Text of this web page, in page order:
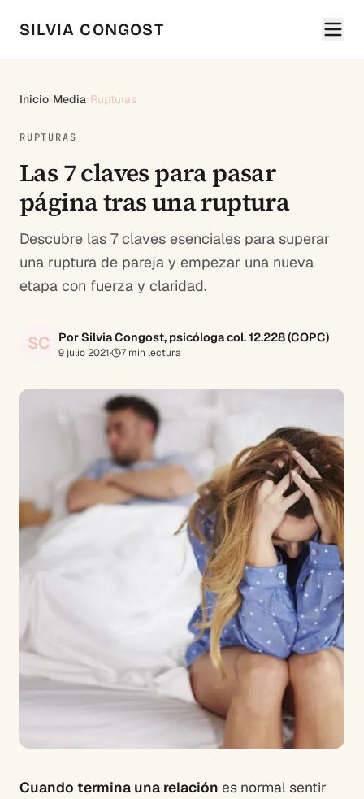
SILVIA CONGOST
Inicio›Media›Rupturas
RUPTURAS
Las 7 claves para pasar
página tras una ruptura
Descubre las 7 claves esenciales para superar
una ruptura de pareja y empezar una nueva
etapa con fuerza y claridad.
SC Por Silvia Congost, psicóloga col. 12.228 (COPC)
9 julio 2021· 7min lectura
Cuando termina una relación es normal sentir